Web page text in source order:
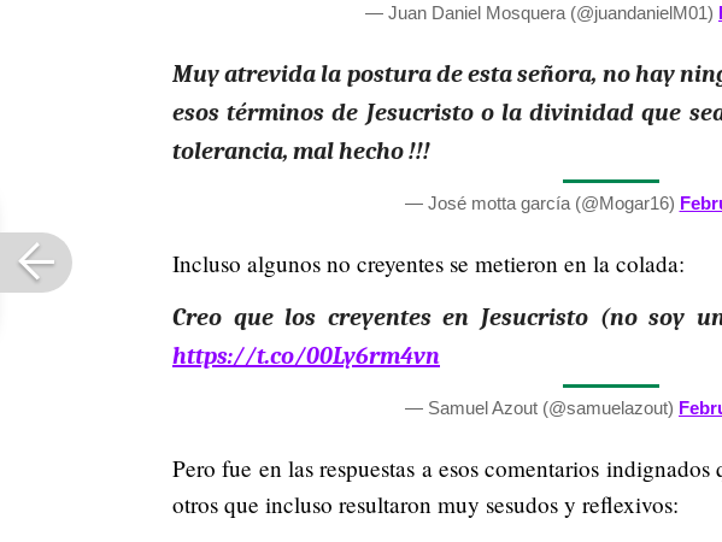
— Juan Daniel Mosquera (@juandanielM01)
Muy atrevida la postura de esta señora, no hay
esos términos de Jesucristo o la divinidad que
tolerancia, mal hecho !!!
— José motta garcía (@Mogar16)
Incluso algunos no creyentes se metieron en la colada:
Creo que los creyentes en Jesucristo (no soy
https://t.co/00Ly6rm4vn
— Samuel Azout (@samuelazout)
Pero fue en las respuestas a esos comentarios
otros que incluso resultaron muy sesudos y reflexivos: